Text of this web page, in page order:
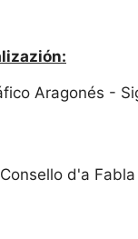
Aragonés -
d'a